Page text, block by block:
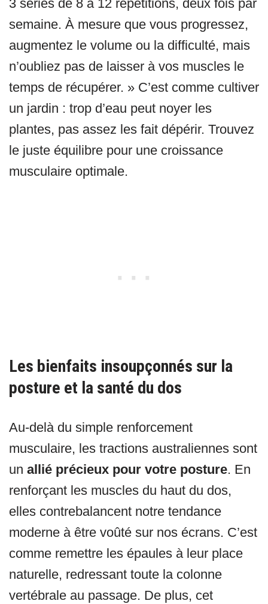
3 séries de 8 à 12 répétitions, deux fois par
semaine. À mesure que vous progressez,
augmentez le volume ou la difficulté, mais
n’oubliez pas de laisser à vos muscles le
temps de récupérer. » C’est comme cultiver
un jardin : trop d’eau peut noyer les
plantes, pas assez les fait dépérir. Trouvez
le juste équilibre pour une croissance
musculaire optimale.
Les bienfaits insoupçonnés sur la
posture et la santé du dos
Au-delà du simple renforcement
musculaire, les tractions australiennes sont
un allié précieux pour votre posture. En
renforçant les muscles du haut du dos,
elles contrebalancent notre tendance
moderne à être voûté sur nos écrans. C’est
comme remettre les épaules à leur place
naturelle, redressant toute la colonne
vertébrale au passage. De plus, cet